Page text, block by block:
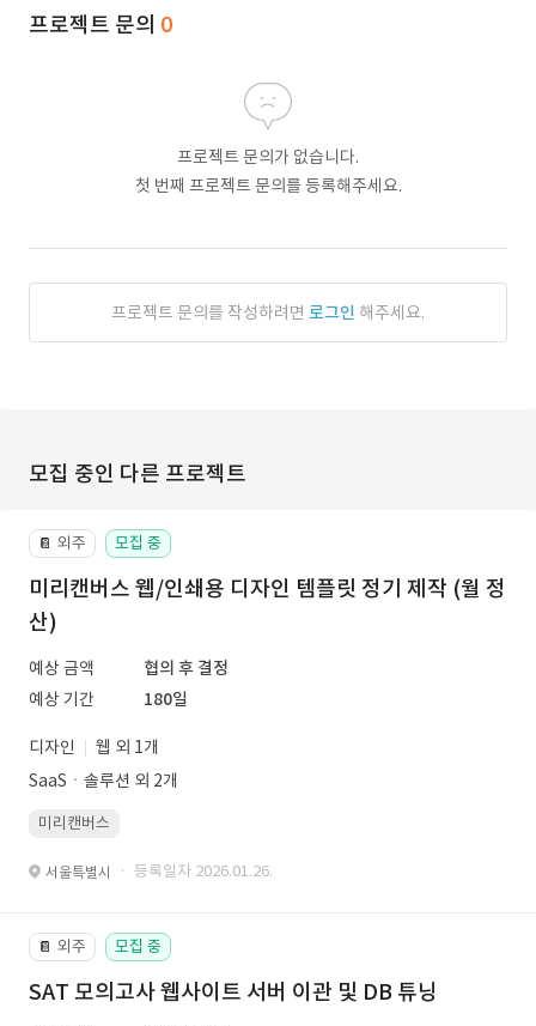
프로젝트 문의 0
프로젝트 문의가 없습니다.
첫 번째 프로젝트 문의를 등록해주세요.
프로젝트 문의를 작성하려면 로그인 해주세요.
모집 중인 다른 프로젝트
📔 외주 모집 중
미리캔버스 웹/인쇄용 디자인 템플릿 정기 제작 (월 정
산)
예상 금액
협의 후 결정
예상 기간
180일
디자인
웹 외 1개
SaaSㆍ솔루션 외 2개
미리캔버스
서울특별시 · 등록일자 2026.01.26.
📔 외주 모집 중
SAT 모의고사 웹사이트 서버 이관 및 DB 튜닝